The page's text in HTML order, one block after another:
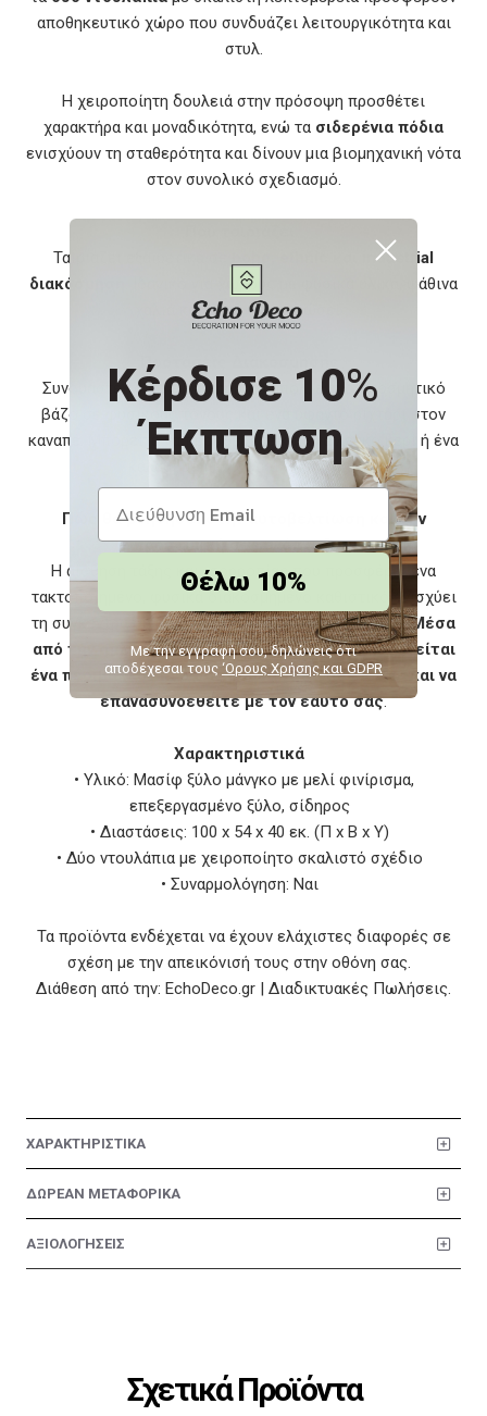
αποθηκευτικό χώρο που συνδυάζει λειτουργικότητα και
στυλ.
Η χειροποίητη δουλειά στην πρόσοψη προσθέτει
χαρακτήρα και μοναδικότητα, ενώ τα σιδερένια πόδια
ενισχύουν τη σταθερότητα και δίνουν μια βιομηχανική νότα
στον συνολικό σχεδιασμό.
Ταιριάζει εξαιρετικά σε
boho, ethnic και industrial
διακόσμηση
. Ιδανικό για χώρους με φυσικά υλικά, ψάθινα
χαλιά και γήινες αποχρώσεις.
Προτάσεις Διακόσμησης
Συνδυάστε το με ένα κεραμικό μπολ, ένα διακοσμητικό
βάζο σε φυσικούς τόνους και ένα υφαντό ριχτάρι στον
καναπέ. Μπορείτε να προσθέσετε και ένα λευκό κερί ή ένα
καλάθι με περιοδικά δίπλα του.
Πώς θα βοηθήσει στην αυτοβελτίωση και την
προσωπική σας ανάπτυξη;
Η αίσθηση τάξης και ισορροπίας που προσφέρει ένα
τακτοποιημένο, φυσικά διακοσμημένο καθιστικό ενισχύει
τη συγκέντρωση και τη συναισθηματική σας ηρεμία.Μέσα
από την απλότητα και τη φυσικότητα, δημιουργείται
ένα περιβάλλον που σας βοηθά να χαλαρώσετε και να
επανασυνδεθείτε με τον εαυτό σας.
Χαρακτηριστικά
• Υλικό: Μασίφ ξύλο μάνγκο με μελί φινίρισμα,
επεξεργασμένο ξύλο, σίδηρος
• Διαστάσεις: 100 x 54 x 40 εκ. (Π x Β x Υ)
• Δύο ντουλάπια με χειροποίητο σκαλιστό σχέδιο
• Συναρμολόγηση: Ναι
Τα προϊόντα ενδέχεται να έχουν ελάχιστες διαφορές σε
σχέση με την απεικόνισή τους στην οθόνη σας.
Διάθεση από την: EchoDeco.gr | Διαδικτυακές Πωλήσεις.
ΧΑΡΑΚΤΗΡΙΣΤΙΚΑ
ΔΩΡΕΑΝ ΜΕΤΑΦΟΡΙΚΑ
ΑΞΙΟΛΟΓΗΣΕΙΣ
Σχετικά Προϊόντα
Κέρδισε 10%
Έκπτωση
Θέλω 10%
Με την εγγραφή σου, δηλώνεις ότι
αποδέχεσαι τους ‘Ορους Χρήσης και GDPR